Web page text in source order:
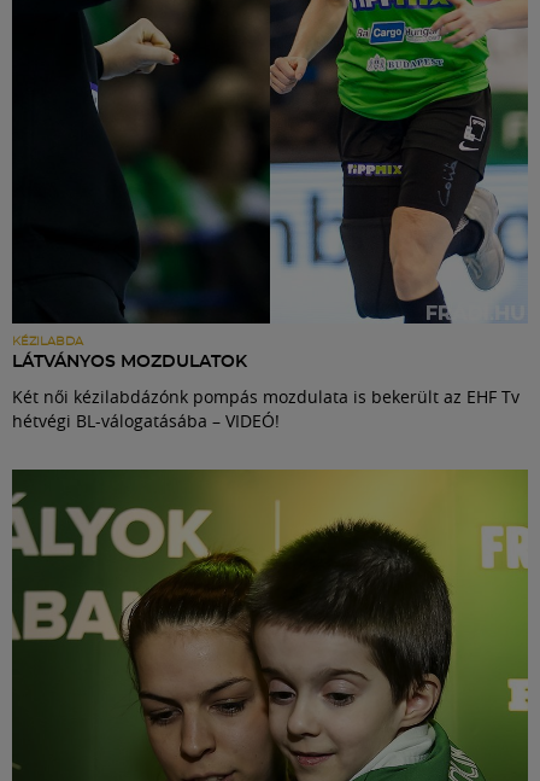
KÉZILABDA
LÁTVÁNYOS MOZDULATOK
Két női kézilabdázónk pompás mozdulata is bekerült az EHF Tv
hétvégi BL-válogatásába – VIDEÓ!